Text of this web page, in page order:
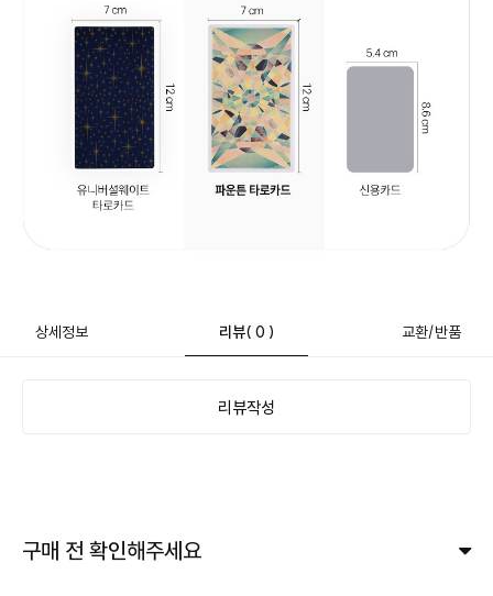
상세정보 리뷰( 0 ) 교환/반품
리뷰작성
구매 전 확인해주세요